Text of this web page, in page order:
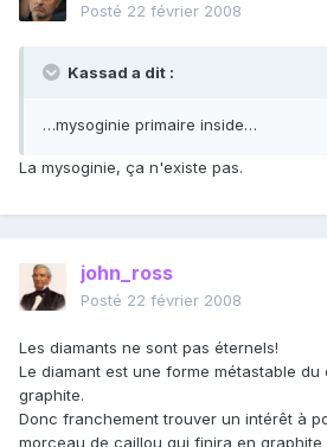
Posté 22 février 2008
Kassad a dit :
…mysoginie primaire inside…
La mysoginie, ça n'existe pas.
john_ross
Posté 22 février 2008
Les diamants ne sont pas éternels!
Le diamant est une forme métastable
graphite.
Donc franchement trouver un intérêt à
morceau de caillou qui finira en